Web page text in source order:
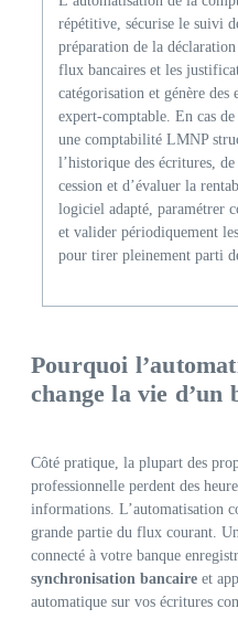
répétitive, sécurise le suivi
préparation de la
flux bancaires et les
catégorisation et génère
expert-comptable. En cas
une comptabilité LMNP
l’historique des écritures,
cession et d’évaluer la
logiciel adapté, paramétrer
et valider périodiquement
pour tirer pleinement parti
Pourquoi
change la vie
Côté pratique, la plupart des
professionnelle perdent des
informations. L’automatisation
grande partie du flux courant.
connecté à votre banque
synchronisation bancaire et
automatique sur vos écritures